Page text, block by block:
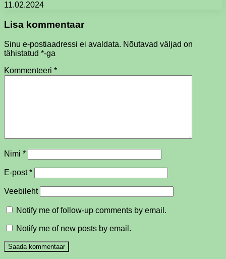
11.02.2024
Lisa kommentaar
Sinu e-postiaadressi ei avaldata. Nõutavad väljad on
tähistatud *-ga
Kommenteeri *
Nimi *
E-post*
Veebileht
Notify me of follow-up comments by email.
Notify me of new posts by email.